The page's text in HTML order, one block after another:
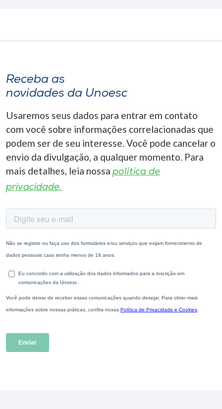
Receba as
novidades da Unoesc
Usaremos seus dados para entrar em contato
com você sobre informações correlacionadas que
podem ser de seu interesse. Você pode cancelar o
envio da divulgação, a qualquer momento. Para
mais detalhes, leia nossa política de
privacidade.